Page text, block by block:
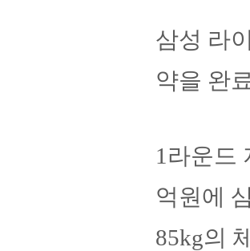
삼성 라
약을 완
1라운드
억원에
85kg의